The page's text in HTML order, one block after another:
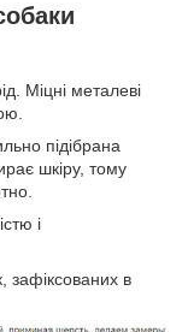
Міцні металеві
підібрана
шкіру, тому
і
зафіксованих в